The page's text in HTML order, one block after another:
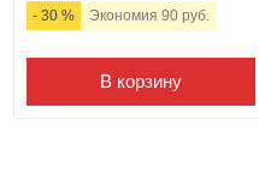
- 30 % Экономия 90 руб.
В корзину